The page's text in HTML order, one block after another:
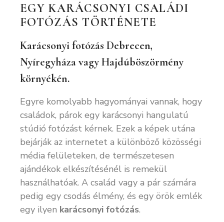
EGY KARÁCSONYI CSALÁDI
FOTÓZÁS TÖRTÉNETE
Karácsonyi fotózás Debrecen,
Nyíregyháza vagy Hajdúböszörmény
környékén.
Egyre komolyabb hagyományai vannak, hogy
családok, párok egy karácsonyi hangulatú
stúdió fotózást kérnek. Ezek a képek utána
bejárják az internetet a különböző közösségi
média felületeken, de természetesen
ajándékok elkészítésénél is remekül
használhatóak. A család vagy a pár számára
pedig egy csodás élmény, és egy örök emlék
egy ilyen karácsonyi fotózás.